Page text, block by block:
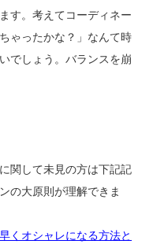
す。考えてコーディネー
ゃったかな？」なんて時
でしょう。バランスを崩
関して未見の方は下記記
の大原則が理解できま
くオシャレになる方法と